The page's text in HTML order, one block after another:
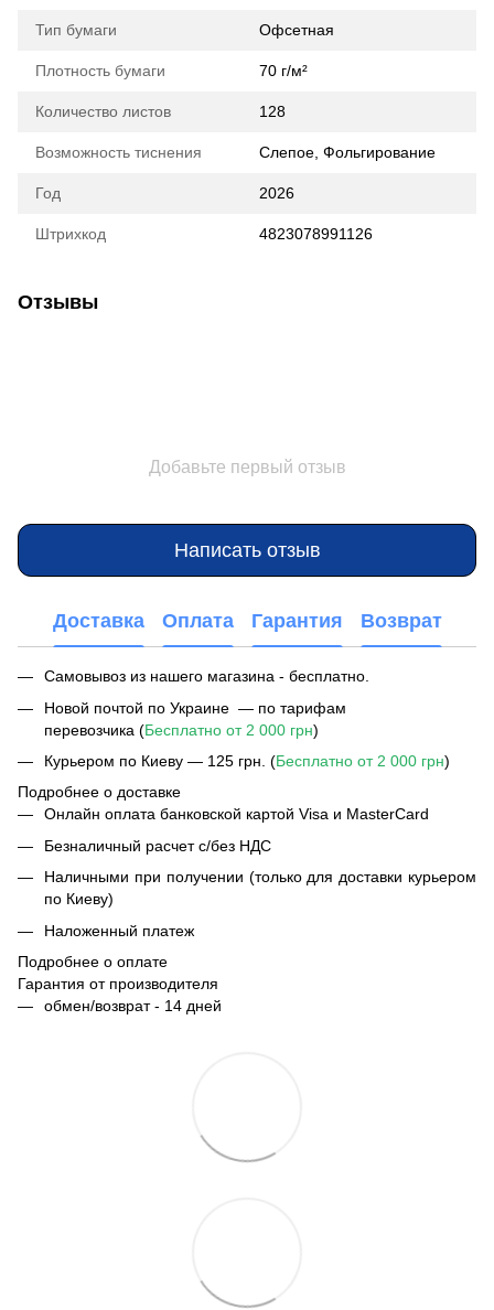
Тип бумаги Офсетная
Плотность бумаги 70 г/м²
Количество листов 128
Возможность тиснения Слепое, Фольгирование
Год 2026
Штрихкод 4823078991126
Отзывы
Добавьте первый отзыв
Написать отзыв
Доставка Оплата Гарантия Возврат
Самовывоз из нашего магазина - бесплатно.
Новой почтой по Украине — по тарифам
перевозчика (Бесплатно от 2 000 грн)
Курьером по Киеву — 125 грн. (Бесплатно от 2 000 грн)
Подробнее о доставке
Онлайн оплата банковской картой Visa и MasterCard
Безналичный расчет с/без НДС
Наличными при получении (только для доставки курьером
по Киеву)
Наложенный платеж
Подробнее о оплате
Гарантия от производителя
обмен/возврат - 14 дней